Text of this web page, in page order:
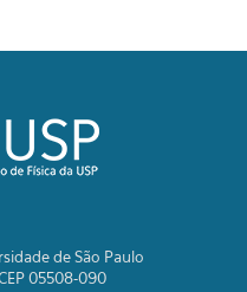
de São Paulo
05508-090